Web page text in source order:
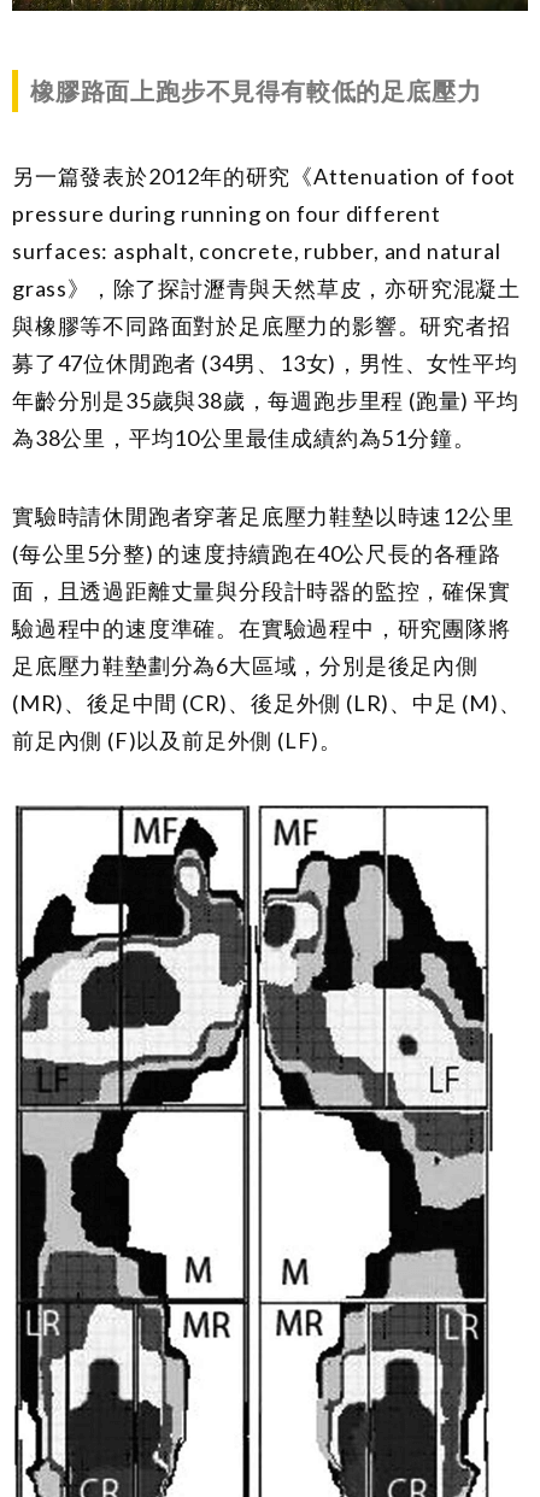
橡膠路面上跑步不見得有較低的足底壓力
另一篇發表於2012年的研究《Attenuation of foot
pressure during running on four different
surfaces: asphalt, concrete, rubber, and natural
grass》，除了探討瀝青與天然草皮，亦研究混凝土
與橡膠等不同路面對於足底壓力的影響。研究者招
募了47位休閒跑者 (34男、13女)，男性、女性平均
年齡分別是35歲與38歲，每週跑步里程 (跑量) 平均
為38公里，平均10公里最佳成績約為51分鐘。
實驗時請休閒跑者穿著足底壓力鞋墊以時速12公里
(每公里5分整) 的速度持續跑在40公尺長的各種路
面，且透過距離丈量與分段計時器的監控，確保實
驗過程中的速度準確。在實驗過程中，研究團隊將
足底壓力鞋墊劃分為6大區域，分別是後足內側
(MR)、後足中間 (CR)、後足外側 (LR)、中足 (M)、
前足內側 (F)以及前足外側 (LF)。